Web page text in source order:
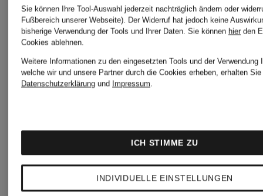
Neu
POLO
Neu
by Aylin
Sie können Ihre Tool-Auswahl jederzeit nachträglich ändern oder
Fußbereich unserer Webseite). Der Widerruf hat jedoch keine
bisherige Verwendung der Tools und Ihrer Daten. Sie können hier den
Cookies ablehnen.
Weitere Informationen zu den eingesetzten Tools und der Verwendung
welche wir und unsere Partner durch die Cookies erheben, erhalten
Datenschutzerklärung und Impressum.
INDIVIDUELLE EINSTELLUNGEN
ICH STIMME ZU